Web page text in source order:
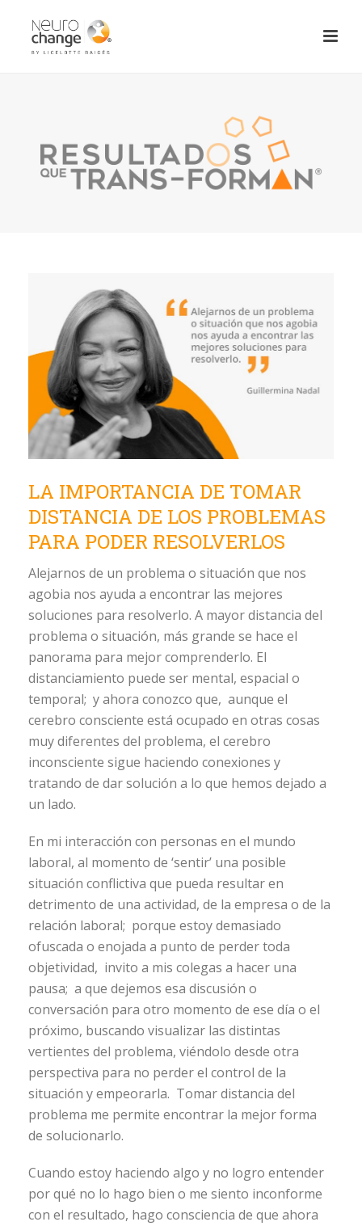
LA IMPORTANCIA DE TOMAR
DISTANCIA DE LOS PROBLEMAS
PARA PODER RESOLVERLOS
Alejarnos de un problema o situación que nos
agobia nos ayuda a encontrar las mejores
soluciones para resolverlo. A mayor distancia del
problema o situación, más grande se hace el
panorama para mejor comprenderlo. El
distanciamiento puede ser mental, espacial o
temporal; y ahora conozco que, aunque el
cerebro consciente está ocupado en otras cosas
muy diferentes del problema, el cerebro
inconsciente sigue haciendo conexiones y
tratando de dar solución a lo que hemos dejado a
un lado.
En mi interacción con personas en el mundo
laboral, al momento de ‘sentir’ una posible
situación conflictiva que pueda resultar en
detrimento de una actividad, de la empresa o de la
relación laboral; porque estoy demasiado
ofuscada o enojada a punto de perder toda
objetividad, invito a mis colegas a hacer una
pausa; a que dejemos esa discusión o
conversación para otro momento de ese día o el
próximo, buscando visualizar las distintas
vertientes del problema, viéndolo desde otra
perspectiva para no perder el control de la
situación y empeorarla. Tomar distancia del
problema me permite encontrar la mejor forma
de solucionarlo.
Cuando estoy haciendo algo y no logro entender
por qué no lo hago bien o me siento inconforme
con el resultado, hago consciencia de que ahora